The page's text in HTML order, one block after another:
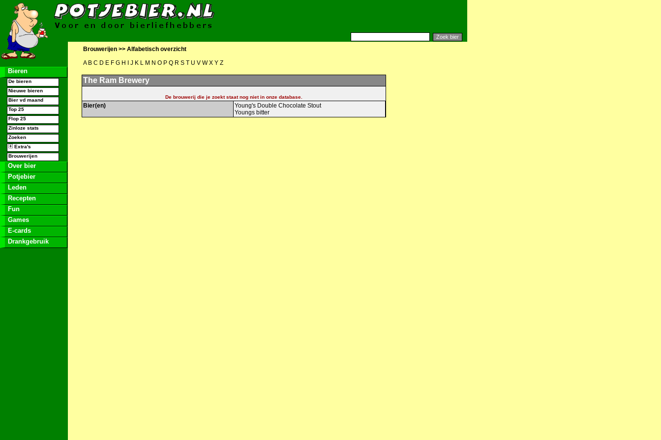
Bieren
De bieren
Nieuwe bieren
Bier vd maand
Top 25
Flop 25
Zinloze stats
Zoeken
Extra's
Brouwerijen
Over bier
Potjebier
Leden
Recepten
Fun
Games
E-cards
Drankgebruik
Brouwerijen >> Alfabetisch overzicht
A B C D E F G H J K L M N O P Q R S T U V W X Y Z
The Ram Brewery
De brouwerij die je zoekt staat nog niet in onze database.
Bier(en)
Young's Double Chocolate Stout
Youngs bitter